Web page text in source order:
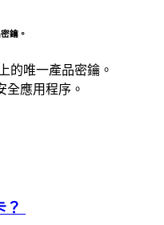
鑰。
的唯一產品密鑰。
全應用程序。
？